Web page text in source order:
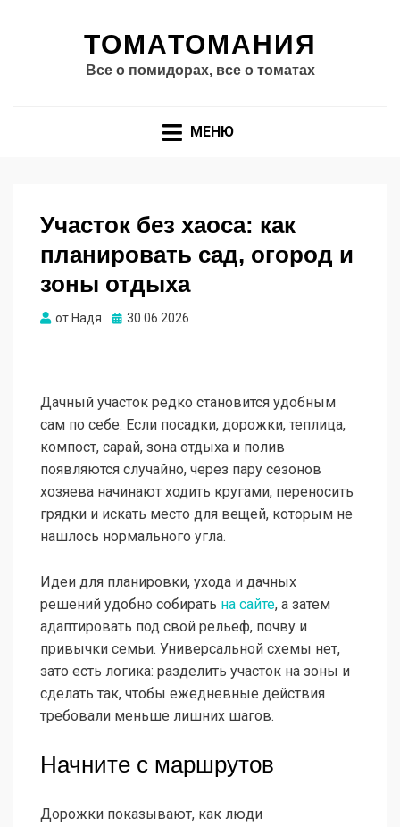
ТОМАТОМАНИЯ
Все о помидорах, все о томатах
МЕНЮ
Участок без хаоса: как
планировать сад, огород и
зоны отдыха
от Надя Опубликовано
30.06.2026
Дачный участок редко становится удобным
сам по себе. Если посадки, дорожки, теплица,
компост, сарай, зона отдыха и полив
появляются случайно, через пару сезонов
хозяева начинают ходить кругами, переносить
грядки и искать место для вещей, которым не
нашлось нормального угла.
Идеи для планировки, ухода и дачных
решений удобно собирать на сайте, а затем
адаптировать под свой рельеф, почву и
привычки семьи. Универсальной схемы нет,
зато есть логика: разделить участок на зоны и
сделать так, чтобы ежедневные действия
требовали меньше лишних шагов.
Начните с маршрутов
Дорожки показывают, как люди